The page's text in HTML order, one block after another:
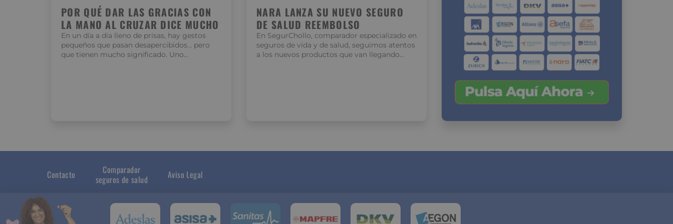
POR QUÉ DAR LAS GRACIAS CON
LA MANO AL CRUZAR DICE MUCHO
En un día a día lleno de prisas, hay gestos
pequeños que pasan desapercibidos… pero
que tienen mucho significado. Uno…
NARA LANZA SU NUEVO SEGURO
DE SALUD REEMBOLSO
En SegurChollo, comparador especializado en
seguros de vida y de salud, seguimos atentos
a los nuevos productos que van llegando…
Contacto
Comparador
seguros de salud
Aviso Legal